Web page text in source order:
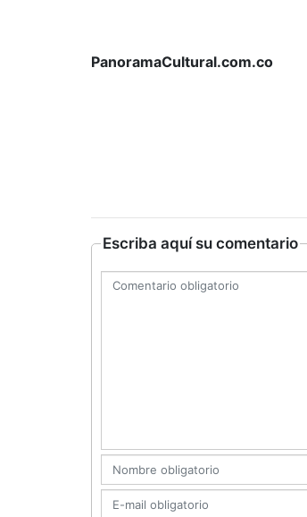
PanoramaCultural.com.co
Escriba aquí su comentario